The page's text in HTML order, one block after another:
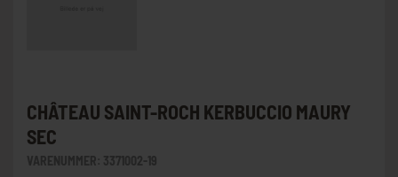
CHÂTEAU SAINT-ROCH KERBUCCIO MAURY
SEC
VARENUMMER: 3371002-19